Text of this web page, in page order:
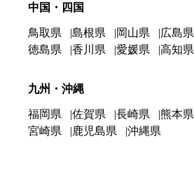
中国・四国
鳥取県 島根県 岡山県 広島県
徳島県
香川県 愛媛県 高知県
九州・沖縄
福岡県 佐賀県 長崎県 熊本県
宮崎県
鹿児島県 沖縄県